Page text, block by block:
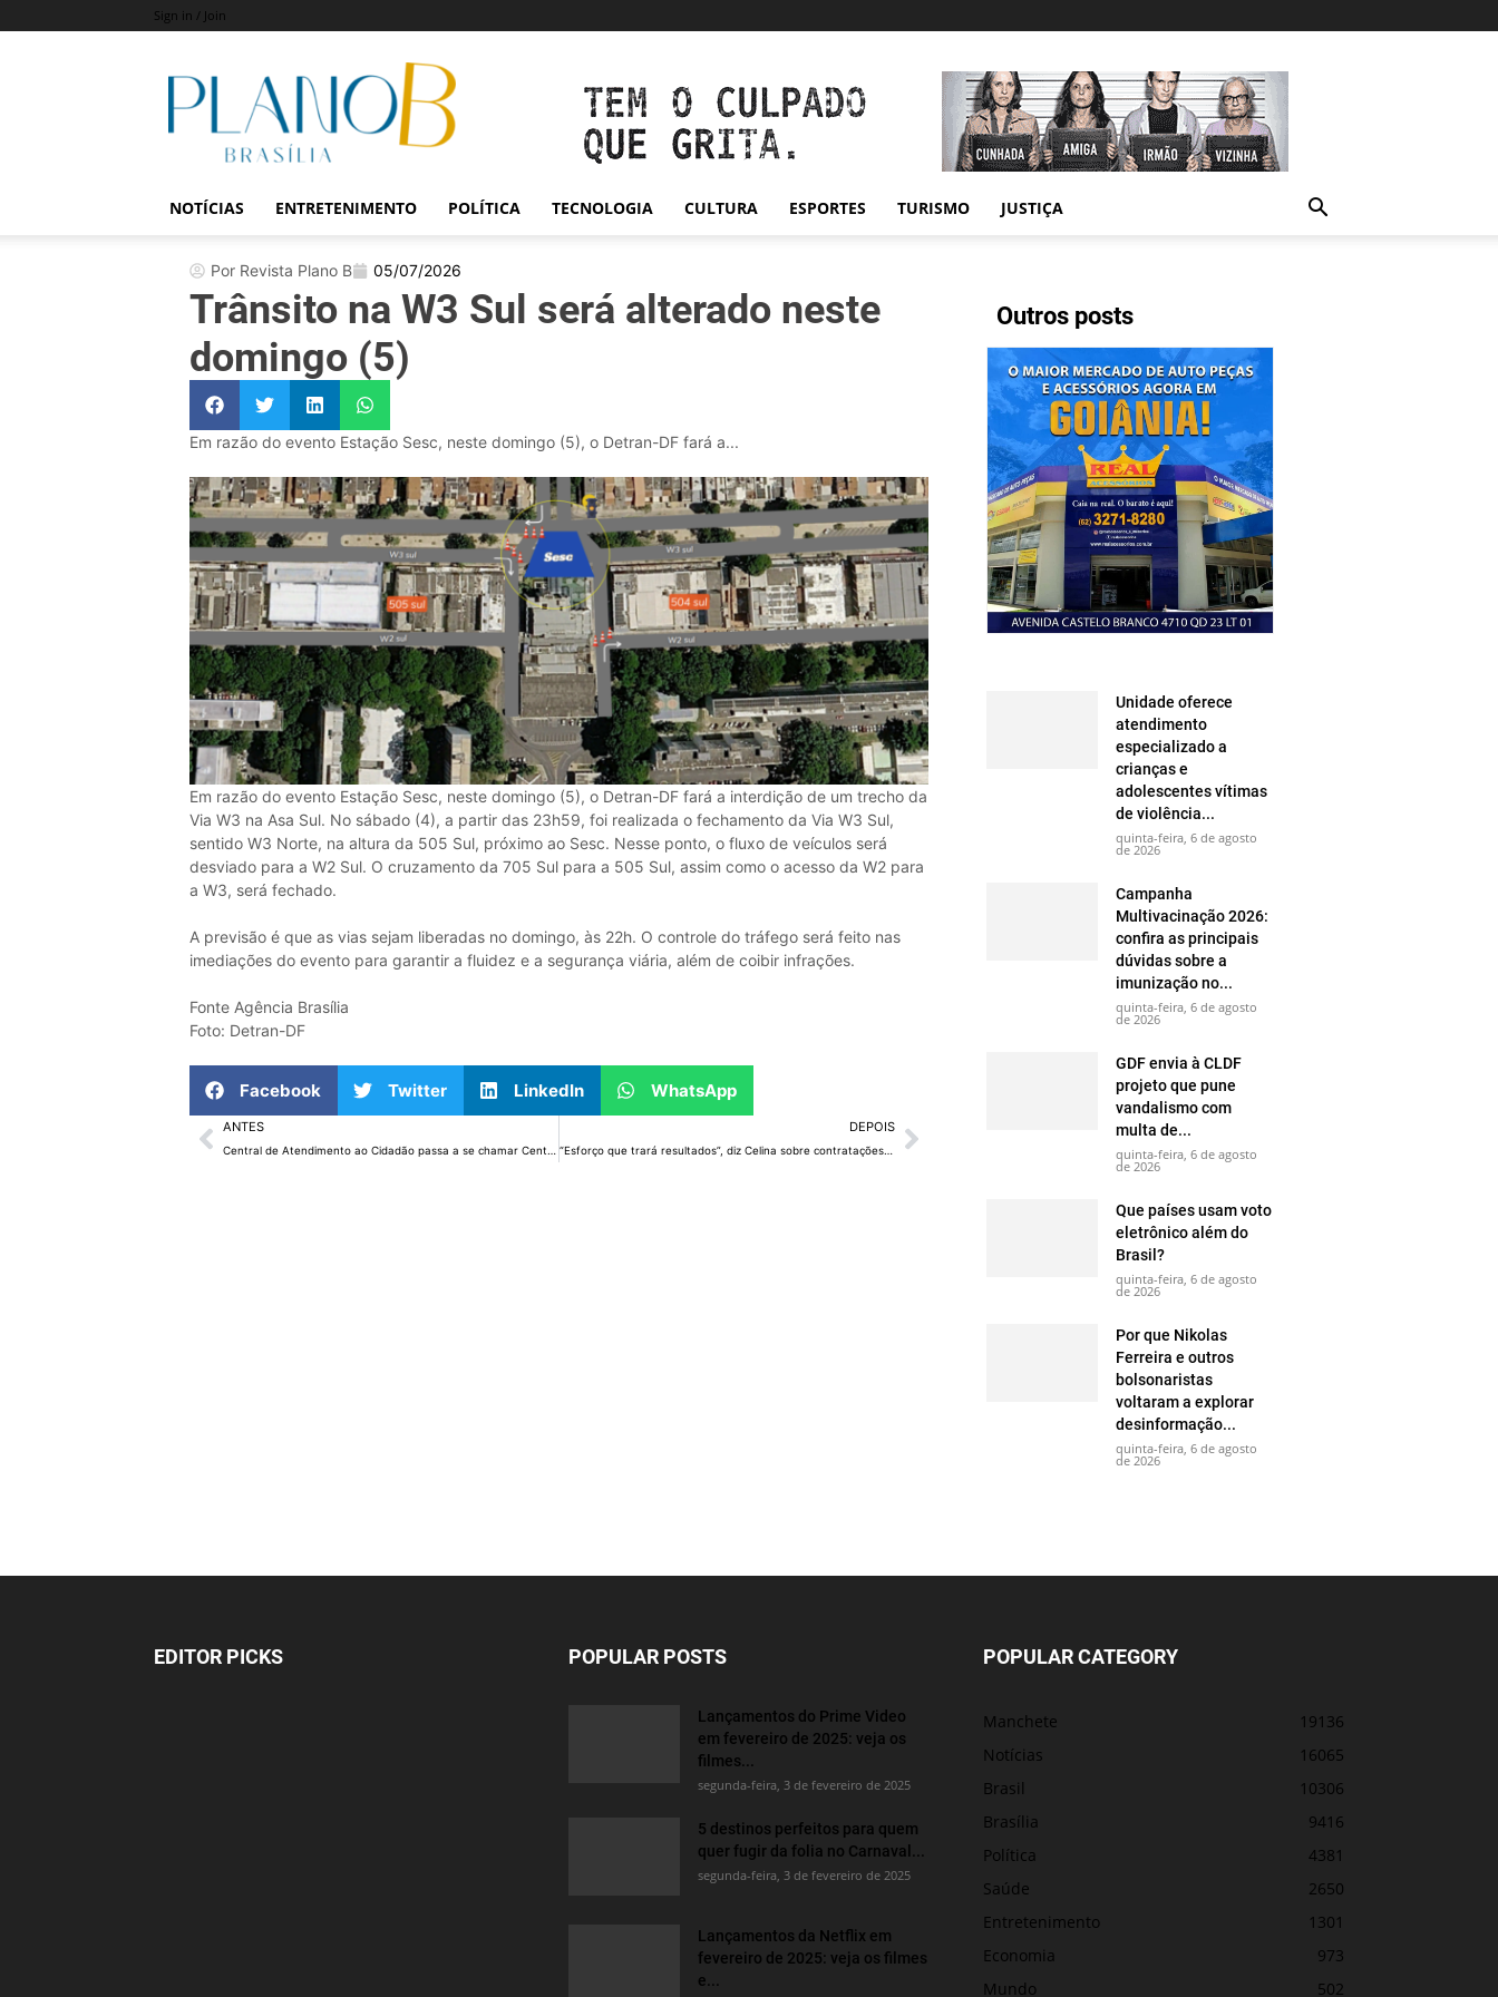
Sign in / Join
Revista
Plano
NOTÍCIAS ENTRETENIMENTO POLÍTICA TECNOLOGIA CULTURA ESPORTES TURISMO JUSTIÇA
Outros posts
Unidade oferece
atendimento
especializado a
crianças e
adolescentes vítimas
de violência...
quinta-feira, 6 de agosto
de 2026
Campanha
Multivacinação 2026:
confira as principais
dúvidas sobre a
imunização no...
quinta-feira, 6 de agosto
de 2026
GDF envia à CLDF
projeto que pune
vandalismo com
multa de...
quinta-feira, 6 de agosto
de 2026
Que países usam voto
eletrônico além do
Brasil?
quinta-feira, 6 de agosto
de 2026
Por que Nikolas
Ferreira e outros
bolsonaristas
voltaram a explorar
desinformação...
quinta-feira, 6 de agosto
de 2026
Por Revista Plano B 05/07/2026
Trânsito na W3 Sul será alterado neste
domingo (5)
Em razão do evento Estação Sesc, neste domingo (5), o Detran-DF fará a...
Em razão do evento Estação Sesc, neste domingo (5), o Detran-DF fará a interdição de um trecho da
Via W3 na Asa Sul. No sábado (4), a partir das 23h59, foi realizada o fechamento da Via W3 Sul,
sentido W3 Norte, na altura da 505 Sul, próximo ao Sesc. Nesse ponto, o fluxo de veículos será
desviado para a W2 Sul. O cruzamento da 705 Sul para a 505 Sul, assim como o acesso da W2 para
a W3, será fechado.
A previsão é que as vias sejam liberadas no domingo, às 22h. O controle do tráfego será feito nas
imediações do evento para garantir a fluidez e a segurança viária, além de coibir infrações.
Fonte Agência Brasília
Foto: Detran-DF
Facebook Twitter LinkedIn WhatsApp
ANTES
Central de Atendimento ao Cidadão passa a se chamar CentralDF
DEPOIS
“Esforço que trará resultados”, diz Celina sobre contratações na saúde
EDITOR PICKS POPULAR POSTS
Lançamentos do Prime Video
em fevereiro de 2025: veja os
filmes...
segunda-feira, 3 de fevereiro de 2025
5 destinos perfeitos para quem
quer fugir da folia no Carnaval...
segunda-feira, 3 de fevereiro de 2025
Lançamentos da Netflix em
fevereiro de 2025: veja os filmes
e...
POPULAR CATEGORY
Manchete
19136
Notícias
16065
Brasil
10306
Brasília
9416
Política
4381
Saúde
2650
Entretenimento
1301
Economia
973
Mundo
502